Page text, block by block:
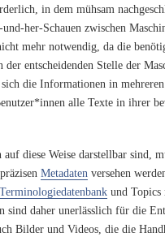
in dem mühsam
her-Schauen zwischen
mehr notwendig, da die
entscheidenden Stelle der
die Informationen in mehreren
alle Texte in ihrer
diese Weise darstellbar sind,
Metadaten versehen
Terminologiedatenbank und Topics
sind daher unerlässlich für die
Bilder und Videos, die die